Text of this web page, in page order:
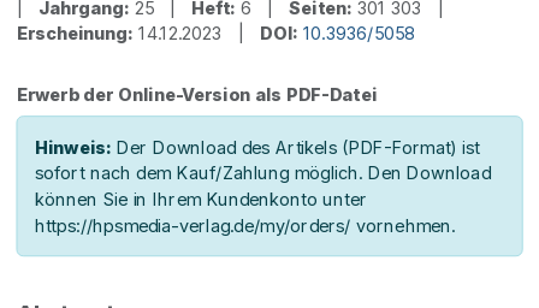
Jahrgang: 25 | Heft: 6 |Seiten: 301 303 |
Erscheinung: 14.12.2023 | DOI: 10.3936/5058
Erwerb der Online-Version als PDF-Datei
Hinweis: Der Download des Artikels (PDF-Format) ist
sofort nach dem Kauf/Zahlung möglich. Den Download
können Sie in Ihrem Kundenkonto unter
https://hpsmedia-verlag.de/my/orders/ vornehmen.